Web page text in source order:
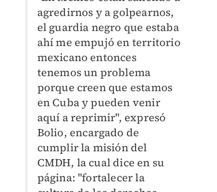
agredirnos y a golpearnos,
el guardia negro que estaba
ahí me empujó en territorio
mexicano entonces
tenemos un problema
porque creen que estamos
en Cuba y pueden venir
aquí a reprimir", expresó
Bolio, encargado de
cumplir la misión del
CMDH, la cual dice en su
página: "fortalecer la